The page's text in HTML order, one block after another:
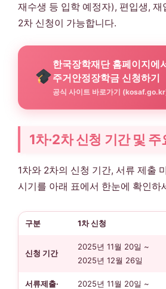
재수생 등 입학 예정자), 편입생, 재
2차 신청이 가능합니다.
한국장학재단 홈페이지에
주거안정장학금 신청하기
공식 사이트 바로가기
1차·2차 신청 기간 및
1차와 2차의 신청 기간, 서류 제출
시기를 아래 표에서 한눈에 확인하
구분 1차 신청
신청 기간
2025년 11월 20일 ~
2025년 12월 26일
서류제출·
2025년 11월 20일 ~